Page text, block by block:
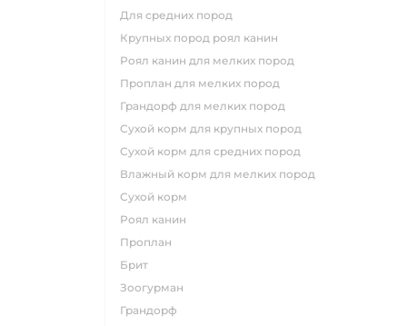
для средних пород
крупных пород роял канин
роял канин для мелких пород
проплан для мелких пород
грандорф для мелких пород
сухой корм для крупных пород
сухой корм для средних пород
влажный корм для мелких пород
сухой корм
роял канин
проплан
брит
зоогурман
грандорф